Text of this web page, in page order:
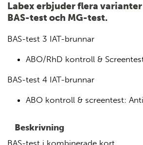
Labex erbjuder flera
BAS-test och MG-test.
BAS-test 3 IAT-brunnar
ABO/RhD kontroll &
BAS-test 4 IAT-brunnar
ABO kontroll & screentest:
Beskrivning
BAS-test i kombinerade kort